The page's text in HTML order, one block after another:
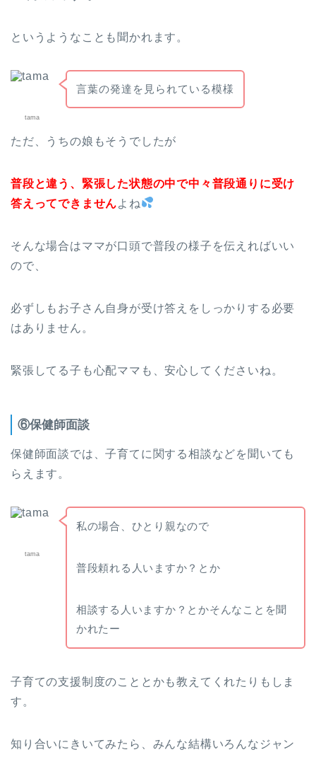
というようなことも聞かれます。
tama
言葉の発達を見られている模様
ただ、うちの娘もそうでしたが
普段と違う、緊張した状態の中で中々普段通りに受け
答えってできませんよね
そんな場合はママが口頭で普段の様子を伝えればいい
ので、
必ずしもお子さん自身が受け答えをしっかりする必要
はありません。
緊張してる子も心配ママも、安心してくださいね。
⑥保健師面談
保健師面談では、子育てに関する相談などを聞いても
らえます。
tama
私の場合、ひとり親なので
普段頼れる人いますか？とか
相談する人いますか？とかそんなことを聞
かれたー
子育ての支援制度のこととかも教えてくれたりもしま
す。
知り合いにきいてみたら、みんな結構いろんなジャン